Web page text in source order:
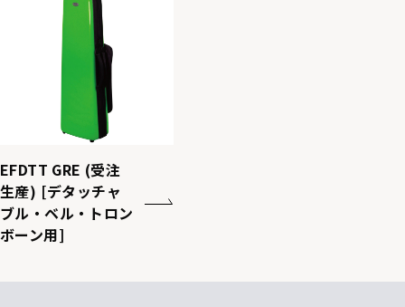
M-RED
EFDTT GRE (受注
生産) [デタッチャ
ブル・ベル・トロン
ボーン用]